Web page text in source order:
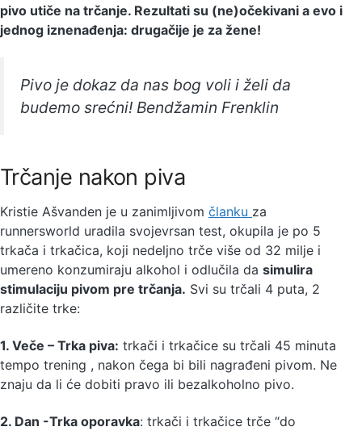
pivo utiče na trčanje. Rezultati su (ne)očekivani a evo i
jednog iznenađenja: drugačije je za žene!
Pivo je dokaz da nas bog voli i želi da
budemo srećni! Bendžamin Frenklin
Trčanje nakon piva
Kristie Ašvanden je u zanimljivom članku za
runnersworld uradila svojevrsan test, okupila je po 5
trkača i trkačica, koji nedeljno trče više od 32 milje i
umereno konzumiraju alkohol i odlučila da simulira
stimulaciju pivom pre trčanja. Svi su trčali 4 puta, 2
različite trke:
1. Veče – Trka piva: trkači i trkačice su trčali 45 minuta
tempo trening , nakon čega bi bili nagrađeni pivom. Ne
znaju da li će dobiti pravo ili bezalkoholno pivo.
2. Dan -Trka oporavka: trkači i trkačice trče “do